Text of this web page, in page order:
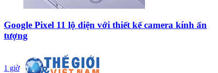
Google Pixel 11 lộ diện với thiết kế camera kính ấn
tượng
1 giờ